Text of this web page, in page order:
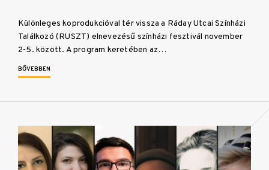
Különleges koprodukcióval tér vissza a Ráday Utcai Színházi
Találkozó (RUSZT) elnevezésű színházi fesztivál november
2-5. között. A program keretében az…
BŐVEBBEN